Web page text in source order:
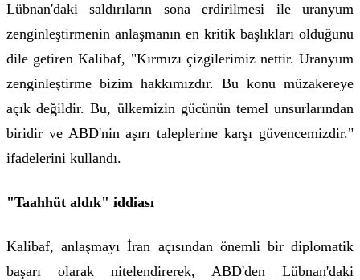
Lübnan'daki saldırıların sona erdirilmesi ile uranyum
zenginleştirmenin anlaşmanın en kritik başlıkları olduğunu
dile getiren Kalibaf, "Kırmızı çizgilerimiz nettir. Uranyum
zenginleştirme bizim hakkımızdır. Bu konu müzakereye
açık değildir. Bu, ülkemizin gücünün temel unsurlarından
biridir ve ABD'nin aşırı taleplerine karşı güvencemizdir."
ifadelerini kullandı.
"Taahhüt aldık" iddiası
Kalibaf, anlaşmayı İran açısından önemli bir diplomatik
başarı olarak nitelendirerek, ABD'den Lübnan'daki